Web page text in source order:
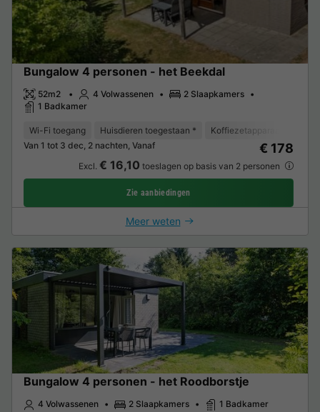
Bungalow 4 personen - het Beekdal
52m2 4 Volwassenen
2 Slaapkamers
1 Badkamer
Wi-Fi toegang Huisdieren toegestaan * Koffiezetapparaat
Van 1 tot 3 dec, 2 nachten, Vanaf
€ 178
Excl. € 16,10 toeslagen op basis van 2 personen
Zie aanbiedingen
Meer weten
Bungalow 4 personen - het Roodborstje
4 Volwassenen 2 Slaapkamers 1 Badkamer